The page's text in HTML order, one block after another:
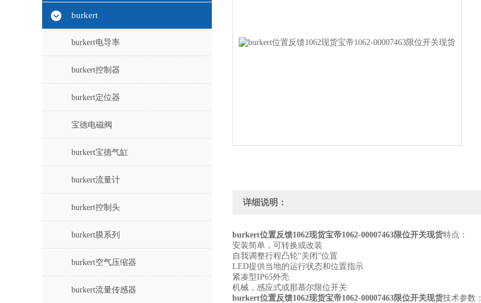
burkert
burkert电导率
burkert控制器
burkert定位器
宝德电磁阀
burkert宝德气缸
burkert流量计
burkert控制头
burkert膜系列
burkert空气压缩器
burkert流量传感器
详细说明：
burkert位置反馈1062现货宝帝1062-00007463限位开关现货特点：
安装简单，可转换或改装
自我调整行程凸轮“关闭”位置
LED提供当地的运行状态和位置指示
紧凑型IP65外壳
机械，感应式或那慕尔限位开关
burkert位置反馈1062现货宝帝1062-00007463限位开关现货技术参数：